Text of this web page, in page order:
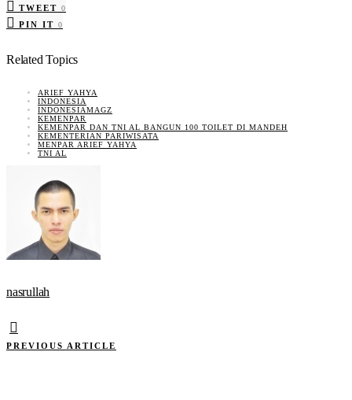
TWEET 0
PIN IT 0
Related Topics
ARIEF YAHYA
INDONESIA
INDONESIAMAGZ
KEMENPAR
KEMENPAR DAN TNI AL BANGUN 100 TOILET DI MANDEH
KEMENTERIAN PARIWISATA
MENPAR ARIEF YAHYA
TNI AL
nasrullah
PREVIOUS ARTICLE